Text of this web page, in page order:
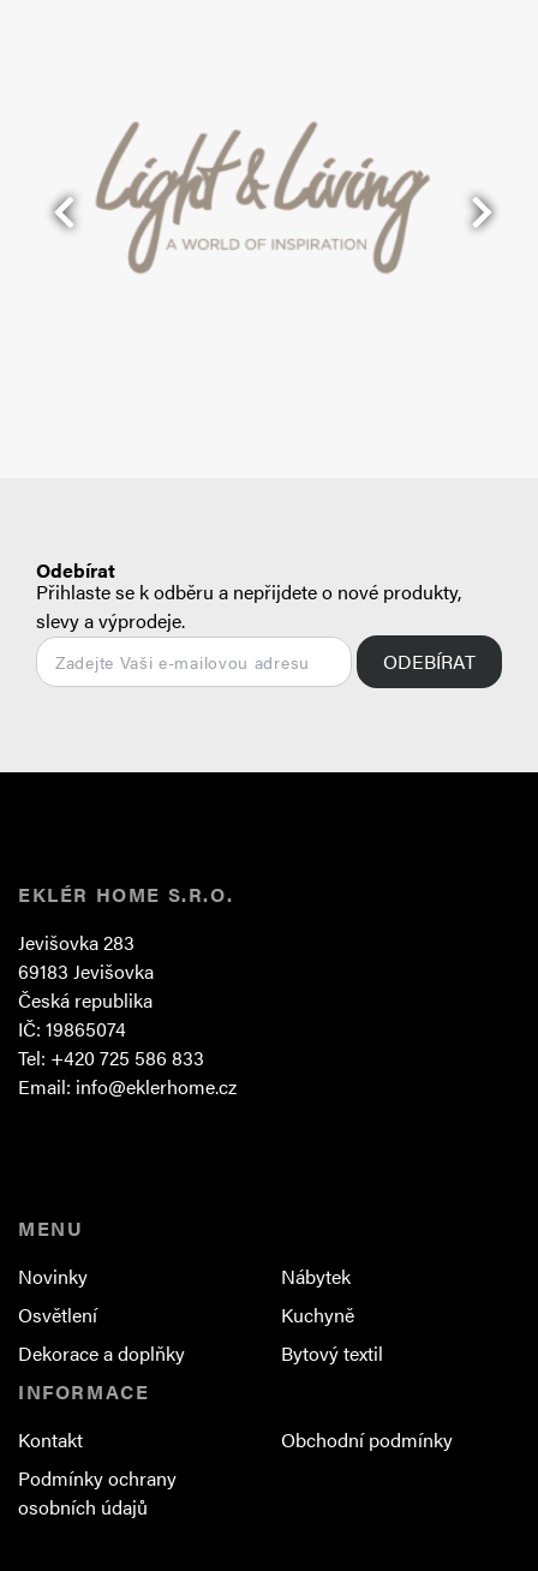
Odebírat
Přihlaste se k odběru a nepřijdete o nové produkty,
slevy a výprodeje.
ODEBÍRAT
EKLÉR HOME S.R.O.
Jevišovka 283
69183 Jevišovka
Česká republika
IČ: 19865074
Tel: +420 725 586 833
Email: info@eklerhome.cz
MENU
Novinky
Nábytek
Osvětlení
Kuchyně
Dekorace a doplňky
Bytový textil
INFORMACE
Kontakt
Obchodní podmínky
Podmínky ochrany
osobních údajů